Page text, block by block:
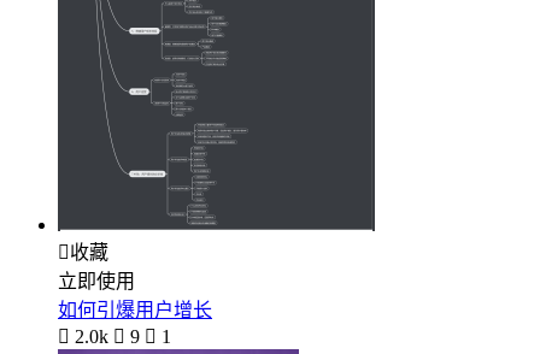
收藏
立即使用
如何引爆用户增长
 2.0k  9  1